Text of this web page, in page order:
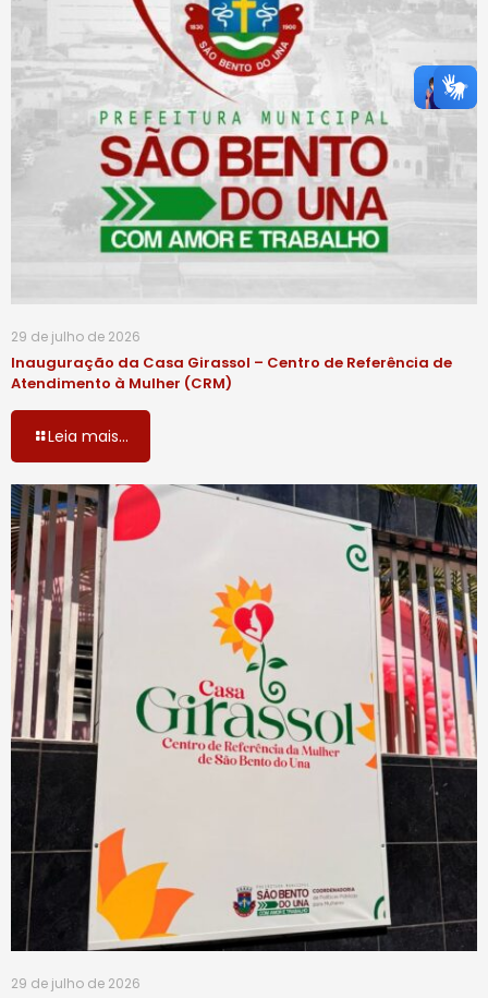
29 de julho de 2026
Inauguração da Casa Girassol – Centro de Referência de
Atendimento à Mulher (CRM)
Leia mais...
29 de julho de 2026